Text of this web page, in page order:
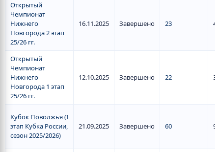
Открытый
Чемпионат
Нижнего
Новгорода 2 этап
25/26 гг.
16.11.2025 Завершено 23 4
Открытый
Чемпионат
Нижнего
Новгорода 1 этап
25/26 гг.
12.10.2025 Завершено 22 3
Кубок Поволжья (I
этап Кубка России,
сезон 2025/2026)
21.09.2025 Завершено 60 9